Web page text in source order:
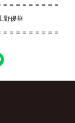
＝＝＝＝＝＝＝＝
上野優華
＝＝＝＝＝＝＝＝